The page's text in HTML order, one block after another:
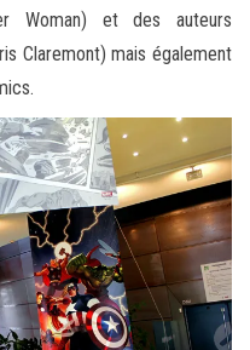
Woman) et des auteurs
Claremont) mais également
.